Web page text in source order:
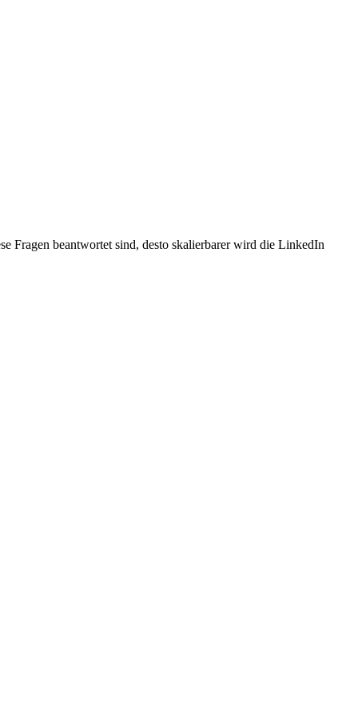
Fragen beantwortet sind, desto skalierbarer wird die LinkedIn